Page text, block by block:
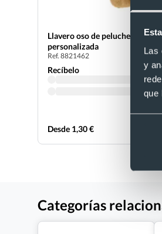
Las
y
que
Llavero oso de peluche con
personalizada
Ref. 8821462
Recíbelo
Desde 1,30 €
Categorías